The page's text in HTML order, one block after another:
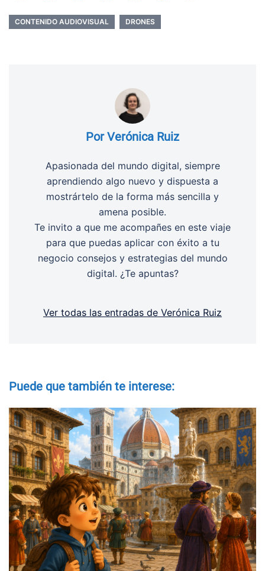
CONTENIDO AUDIOVISUAL DRONES
Por Verónica Ruiz
Apasionada del mundo digital, siempre
aprendiendo algo nuevo y dispuesta a
mostrártelo de la forma más sencilla y
amena posible.
Te invito a que me acompañes en este viaje
para que puedas aplicar con éxito a tu
negocio consejos y estrategias del mundo
digital. ¿Te apuntas?
Ver todas las entradas de Verónica Ruiz
Puede que también te interese: